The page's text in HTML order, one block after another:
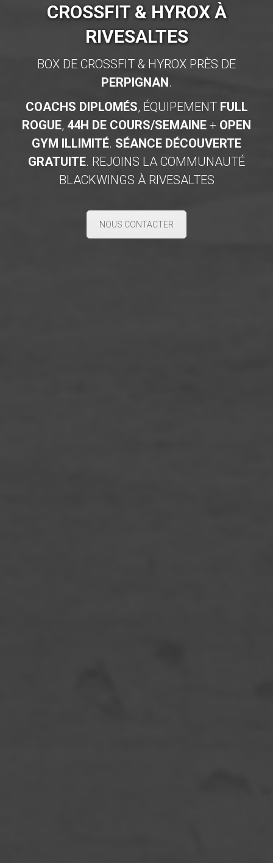
CROSSFIT & HYROX À
RIVESALTES
BOX DE CROSSFIT & HYROX PRÈS DE
PERPIGNAN.
COACHS DIPLOMÉS, ÉQUIPEMENT FULL
ROGUE, 44H DE COURS/SEMAINE + OPEN
GYM ILLIMITÉ. SÉANCE DÉCOUVERTE
GRATUITE. REJOINS LA COMMUNAUTÉ
BLACKWINGS À RIVESALTES
NOUS CONTACTER